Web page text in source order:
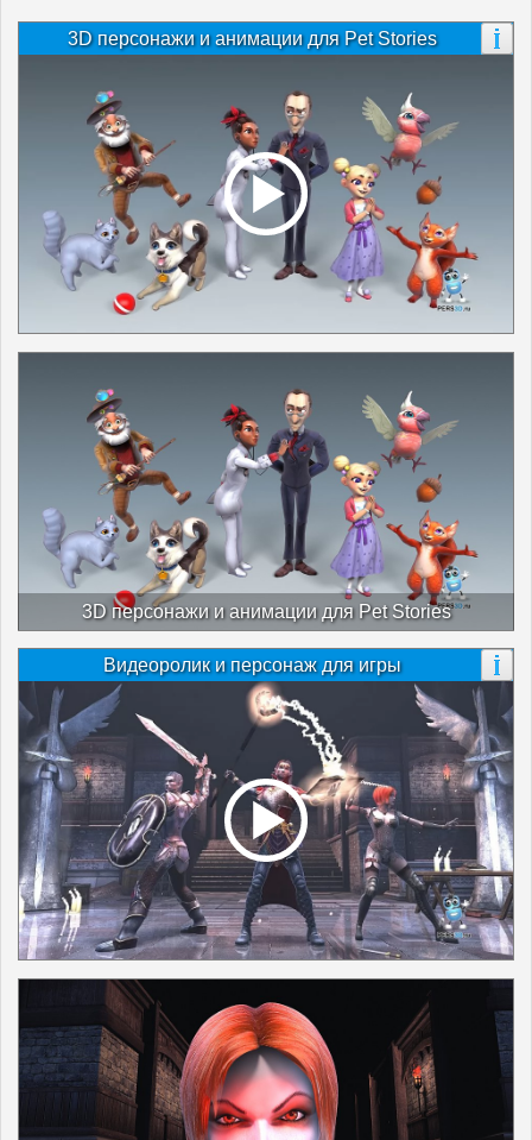
3D персонажи и анимации для Pet Stories
3D персонажи и анимации для Pet Stories
Видеоролик и персонаж для игры